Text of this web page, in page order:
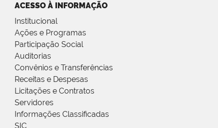
ACESSO À INFORMAÇÃO
Institucional
Ações e Programas
Participação Social
Auditorias
Convênios e Transferências
Receitas e Despesas
Licitações e Contratos
Servidores
Informações Classificadas
SIC